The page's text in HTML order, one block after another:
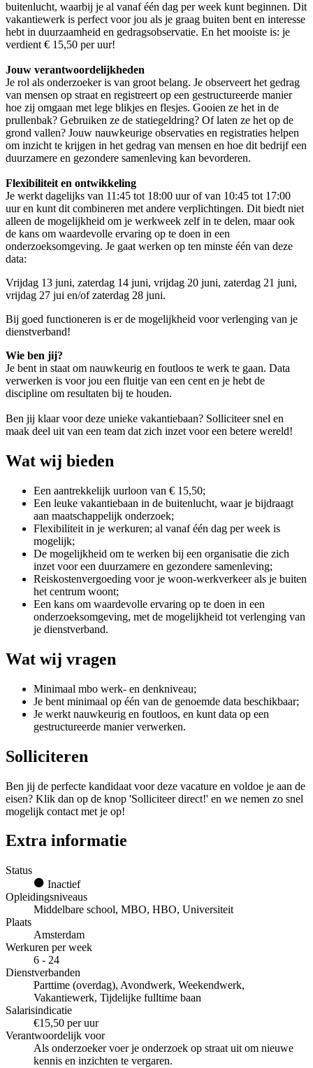
buitenlucht, waarbij je al vanaf één dag per week kunt beginnen. Dit
vakantiewerk is perfect voor jou als je graag buiten bent en interesse
hebt in duurzaamheid en gedragsobservatie. En het mooiste is: je
verdient € 15,50 per uur!
Jouw verantwoordelijkheden
Je rol als onderzoeker is van groot belang. Je observeert het gedrag
van mensen op straat en registreert op een gestructureerde manier
hoe zij omgaan met lege blikjes en flesjes. Gooien ze het in de
prullenbak? Gebruiken ze de statiegeldring? Of laten ze het op de
grond vallen? Jouw nauwkeurige observaties en registraties helpen
om inzicht te krijgen in het gedrag van mensen en hoe dit bedrijf een
duurzamere en gezondere samenleving kan bevorderen.
Flexibiliteit en ontwikkeling
Je werkt dagelijks van 11:45 tot 18:00 uur of van 10:45 tot 17:00
uur en kunt dit combineren met andere verplichtingen. Dit biedt niet
alleen de mogelijkheid om je werkweek zelf in te delen, maar ook
de kans om waardevolle ervaring op te doen in een
onderzoeksomgeving. Je gaat werken op ten minste één van deze
data:
Vrijdag 13 juni, zaterdag 14 juni, vrijdag 20 juni, zaterdag 21 juni,
vrijdag 27 jui en/of zaterdag 28 juni.
Bij goed functioneren is er de mogelijkheid voor verlenging van je
dienstverband!
Wie ben jij?
Je bent in staat om nauwkeurig en foutloos te werk te gaan. Data
verwerken is voor jou een fluitje van een cent en je hebt de
discipline om resultaten bij te houden.
Ben jij klaar voor deze unieke vakantiebaan? Solliciteer snel en
maak deel uit van een team dat zich inzet voor een betere wereld!
Wat wij bieden
Een aantrekkelijk uurloon van € 15,50;
Een leuke vakantiebaan in de buitenlucht, waar je bijdraagt
aan maatschappelijk onderzoek;
Flexibiliteit in je werkuren; al vanaf één dag per week is
mogelijk;
De mogelijkheid om te werken bij een organisatie die zich
inzet voor een duurzamere en gezondere samenleving;
Reiskostenvergoeding voor je woon-werkverkeer als je buiten
het centrum woont;
Een kans om waardevolle ervaring op te doen in een
onderzoeksomgeving, met de mogelijkheid tot verlenging van
je dienstverband.
Wat wij vragen
Minimaal mbo werk- en denkniveau;
Je bent minimaal op één van de genoemde data beschikbaar;
Je werkt nauwkeurig en foutloos, en kunt data op een
gestructureerde manier verwerken.
Solliciteren
Ben jij de perfecte kandidaat voor deze vacature en voldoe je aan de
eisen? Klik dan op de knop 'Solliciteer direct!' en we nemen zo snel
mogelijk contact met je op!
Extra informatie
Status
Inactief
Opleidingsniveaus
Middelbare school, MBO, HBO, Universiteit
Plaats
Amsterdam
Werkuren per week
6 - 24
Dienstverbanden
Parttime (overdag), Avondwerk, Weekendwerk,
Vakantiewerk, Tijdelijke fulltime baan
Salarisindicatie
€15,50 per uur
Verantwoordelijk voor
Als onderzoeker voer je onderzoek op straat uit om nieuwe
kennis en inzichten te vergaren.